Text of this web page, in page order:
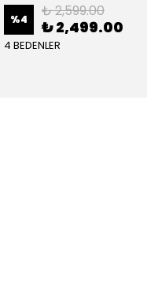
%4 ₺ 2,599.00
₺ 2,499.00
4 BEDENLER